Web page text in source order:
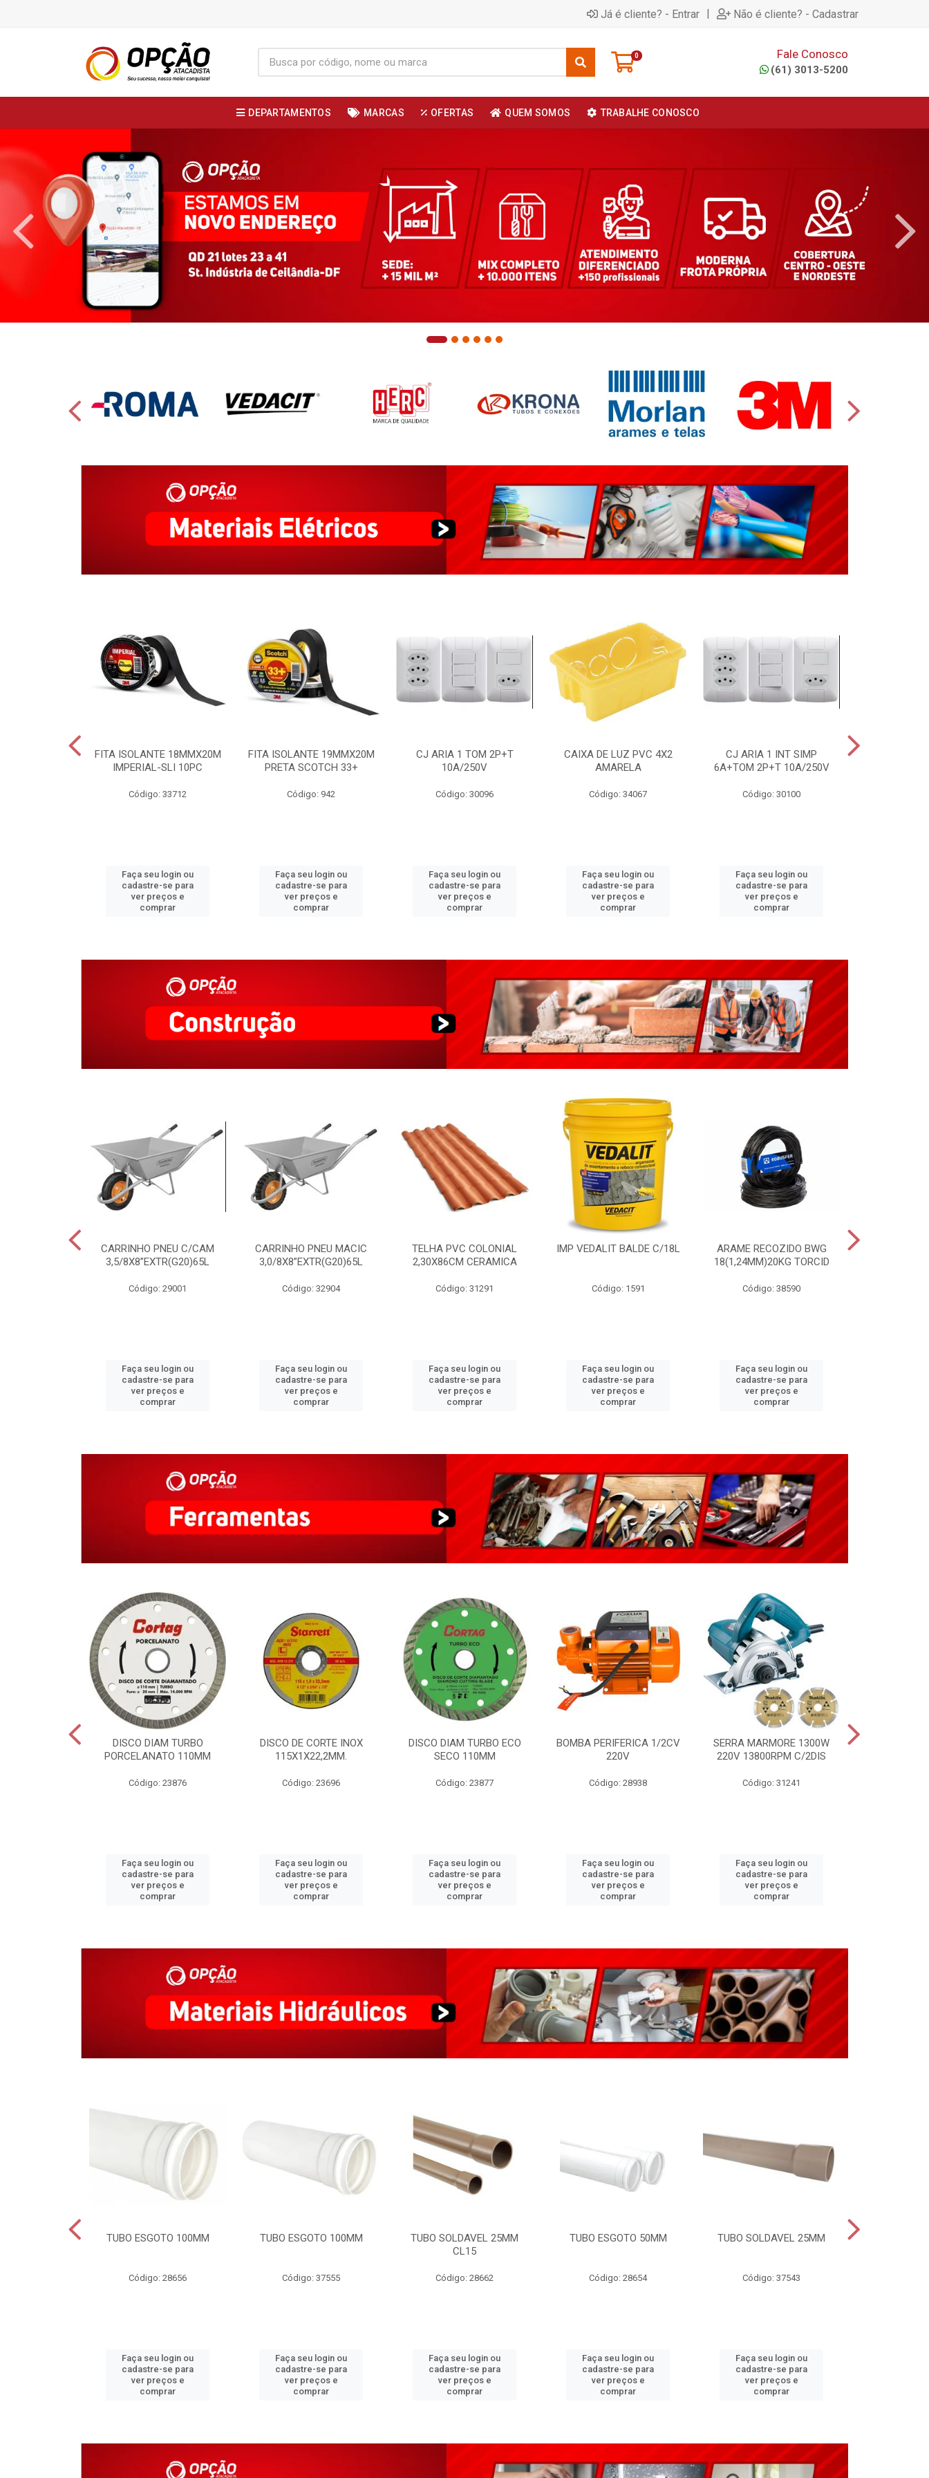
Já é cliente? - Entrar | Não é cliente? - Cadastrar
0 Fale Conosco
(61) 3013-5200
DEPARTAMENTOS MARCAS OFERTAS QUEM SOMOS TRABALHE CONOSCO
FITA ISOLANTE 18MMX20M
IMPERIAL-SLI 10PC
Código: 33712
Faça seu login ou
cadastre-se para
ver preços e
comprar
FITA ISOLANTE 19MMX20M
PRETA SCOTCH 33+
Código: 942
Faça seu login ou
cadastre-se para
ver preços e
comprar
CJ ARIA 1 TOM 2P+T
10A/250V
Código: 30096
Faça seu login ou
cadastre-se para
ver preços e
comprar
CAIXA DE LUZ PVC 4X2
AMARELA
Código: 34067
Faça seu login ou
cadastre-se para
ver preços e
comprar
CJ ARIA 1 INT SIMP
6A+TOM 2P+T 10A/250V
Código: 30100
Faça seu login ou
cadastre-se para
ver preços e
comprar
CARRINHO PNEU C/CAM
3,5/8X8”EXTR(G20)65L
Código: 29001
Faça seu login ou
cadastre-se para
ver preços e
comprar
CARRINHO PNEU MACIC
3,0/8X8”EXTR(G20)65L
Código: 32904
Faça seu login ou
cadastre-se para
ver preços e
comprar
TELHA PVC COLONIAL
2,30X86CM CERAMICA
Código: 31291
Faça seu login ou
cadastre-se para
ver preços e
comprar
IMP VEDALIT BALDE C/18L
Código: 1591
Faça seu login ou
cadastre-se para
ver preços e
comprar
ARAME RECOZIDO BWG
18(1,24MM)20KG TORCID
Código: 38590
Faça seu login ou
cadastre-se para
ver preços e
comprar
DISCO DIAM TURBO
PORCELANATO 110MM
Código: 23876
Faça seu login ou
cadastre-se para
ver preços e
comprar
DISCO DE CORTE INOX
115X1X22,2MM.
Código: 23696
Faça seu login ou
cadastre-se para
ver preços e
comprar
DISCO DIAM TURBO ECO
SECO 110MM
Código: 23877
Faça seu login ou
cadastre-se para
ver preços e
comprar
BOMBA PERIFERICA 1/2CV
220V
Código: 28938
Faça seu login ou
cadastre-se para
ver preços e
comprar
SERRA MARMORE 1300W
220V 13800RPM C/2DIS
Código: 31241
Faça seu login ou
cadastre-se para
ver preços e
comprar
TUBO ESGOTO 100MM
Código: 28656
Faça seu login ou
cadastre-se para
ver preços e
comprar
TUBO ESGOTO 100MM
Código: 37555
Faça seu login ou
cadastre-se para
ver preços e
comprar
TUBO SOLDAVEL 25MM
CL15
Código: 28662
Faça seu login ou
cadastre-se para
ver preços e
comprar
TUBO ESGOTO 50MM
Código: 28654
Faça seu login ou
cadastre-se para
ver preços e
comprar
TUBO SOLDAVEL 25MM
Código: 37543
Faça seu login ou
cadastre-se para
ver preços e
comprar